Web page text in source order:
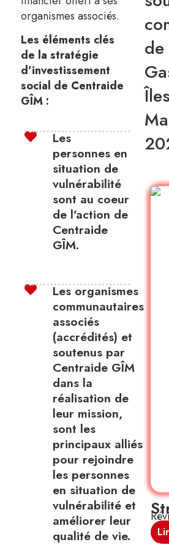
organismes associés.
Les éléments clés
de la stratégie
d’investissement
social de Centraide
GÎM :
Les
personnes en
situation de
vulnérabilité
sont au coeur
de l’action de
Centraide
GÎM.
Les organismes
communautaires
associés
(accrédités) et
soutenus par
Centraide GÎM
dans la
réalisation de
leur mission,
sont les
principaux alliés
pour rejoindre
les personnes
en situation de
vulnérabilité et
améliorer leur
qualité de vie.
de